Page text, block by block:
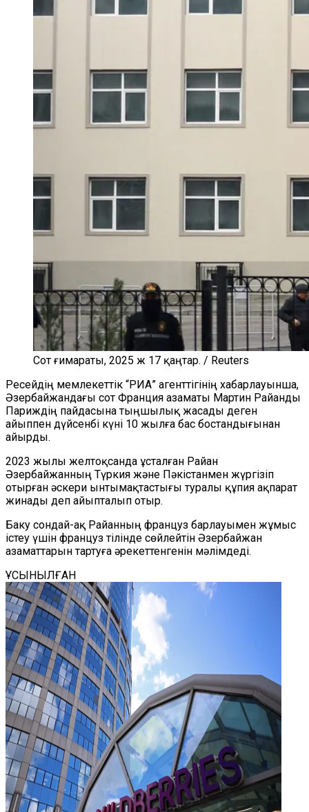
Сот ғимараты, 2025 ж 17 қаңтар. / Reuters
Ресейдің мемлекеттік “РИА” агенттігінің хабарлауынша,
Әзербайжандағы сот Франция азаматы Мартин Райанды
Париждің пайдасына тыңшылық жасады деген
айыппен дүйсенбі күні 10 жылға бас бостандығынан
айырды.
2023 жылы желтоқсанда ұсталған Райан
Әзербайжанның Түркия және Пәкістанмен жүргізіп
отырған әскери ынтымақтастығы туралы құпия ақпарат
жинады деп айыпталып отыр.
Баку сондай-ақ Райанның француз барлауымен жұмыс
істеу үшін француз тілінде сөйлейтін Әзербайжан
азаматтарын тартуға әрекеттенгенін мәлімдеді.
ҰСЫНЫЛҒАН